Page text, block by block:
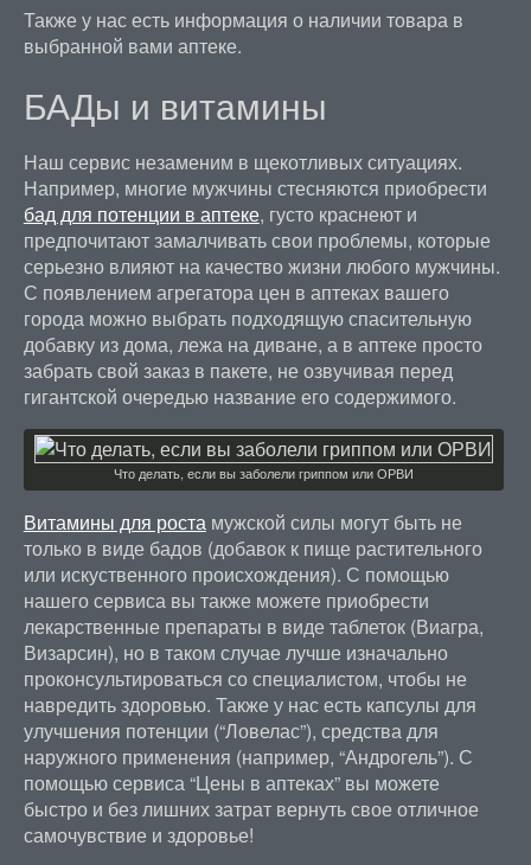
Также у нас есть информация о наличии товара в
выбранной вами аптеке.
БАДы и витамины
Наш сервис незаменим в щекотливых ситуациях.
Например, многие мужчины стесняются приобрести
бад для потенции в аптеке, густо краснеют и
предпочитают замалчивать свои проблемы, которые
серьезно влияют на качество жизни любого мужчины.
С появлением агрегатора цен в аптеках вашего
города можно выбрать подходящую спасительную
добавку из дома, лежа на диване, а в аптеке просто
забрать свой заказ в пакете, не озвучивая перед
гигантской очередью название его содержимого.
Что делать, если вы заболели гриппом или ОРВИ
Витамины для ростамужской силы могут быть не
только в виде бадов (добавок к пище растительного
или искуственного происхождения). С помощью
нашего сервиса вы также можете приобрести
лекарственные препараты в виде таблеток (Виагра,
Визарсин), но в таком случае лучше изначально
проконсультироваться со специалистом, чтобы не
навредить здоровью. Также у нас есть капсулы для
улучшения потенции (“Ловелас”), средства для
наружного применения (например, “Андрогель”). С
помощью сервиса “Цены в аптеках” вы можете
быстро и без лишних затрат вернуть свое отличное
самочувствие и здоровье!